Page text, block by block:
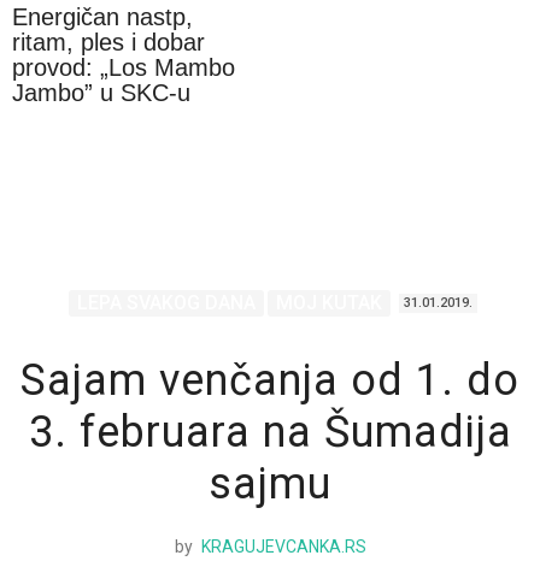
Energičan nastp,
ritam, ples i dobar
provod: „Los Mambo
Jambo” u SKC-u
31.01.2019.
Sajam venčanja od 1. do
3. februara na Šumadija
sajmu
by KRAGUJEVCANKA.RS